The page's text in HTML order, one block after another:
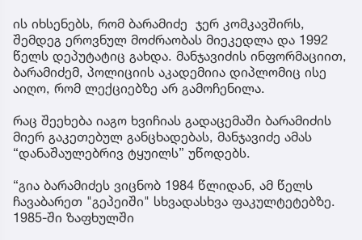
ის იხსენებს, რომ ბარამიძე ჯერ კომკავშირს,
შემდეგ ეროვნულ მოძრაობას მიეკედლა და 1992
წელს დეპუტატიც გახდა. მანჯავიძის ინფორმაციით,
ბარამიძემ, პოლიციის აკადემიია დიპლომიც ისე
აიღო, რომ ლექციებზე არ გამოჩენილა.
რაც შეეხება იაგო ხვიჩიას გადაცემაში ბარამიძის
მიერ გაკეთებულ განცხადებას, მანჯავიძე ამას
“დანაშაულებრივ ტყუილს” უწოდებს.
“გია ბარამიძეს ვიცნობ 1984 წლიდან, ამ წელს
ჩავაბარეთ "გეპეიში" სხვადასხვა ფაკულტეტებზე.
1985-ში ზაფხულში